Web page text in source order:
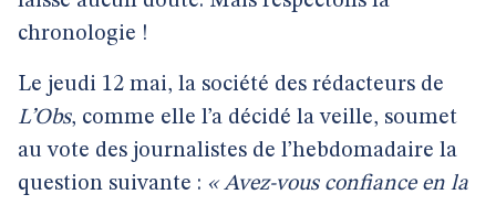
chronologie !
Le jeudi 12 mai, la société des rédacteurs de
L’Obs, comme elle l’a décidé la veille, soumet
au vote des journalistes de l’hebdomadaire la
question suivante : « Avez-vous confiance en la